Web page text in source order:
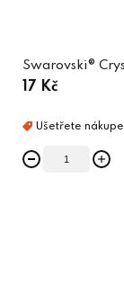
Swarovski®
17 Kč